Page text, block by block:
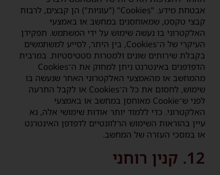
אבטחת מידע. "Cookies" ("עוגיות") הן קבצים, לרבות
קבצי טקסט, שמאוחסנים במחשב או באמצעי
האלקטרוני בו נעשה שימוש על ידי המשתמש. תפקידן
העיקרי של ה־Cookies, בין היתר, לסייע למשתמשים
בקבלת שירותים שונים ולמטרות סטטיסטיות. במרבית
הדפדפנים באינטרנט ניתן למחוק את ה־Cookies
מהמחשב או מהאמצעי האלקטרוני האחר שנעשה בו
שימוש, לחסום את כל ה־Cookies או לקבל התרעה
לפני ש־Cookie מאוחסן במחשב או באמצעי
האלקטרוני. כדי ללמוד יותר אודות שימושי אלה, נא
עיין בהוראות השימוש הרלוונטיים לדפדפן האינטרנט
או במסכי העזרה של המחשב.
12. קנין רוחני